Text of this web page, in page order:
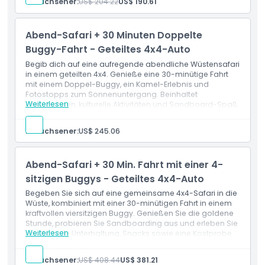
suchen.
Leistungen
Hotelabholung und -rückfahrt im Van
Sicherheitsausrüstung: Helm und Schutzbrille
Flaschenwasser wird bereitgestellt
Sicherheitsunterweisung inklusive
Geführtes Wüstenabenteuer
Abend-Safari + 30 Minuten Doppelte
Buggy-Fahrt - Geteiltes 4x4-Auto
Begib dich auf eine aufregende abendliche Wüstensafari
in einem geteilten 4x4. Genieße eine 30-minütige Fahrt
mit einem Doppel-Buggy, ein Kamel-Erlebnis und
Fotostopps zum Sonnenuntergang. Beinhaltet
Erfrischungen, kulturelle Aktivitäten und Sandboard-Spaß
für ein komplettes Wüstenabenteuer.
Weiterlesen
30-minütige Doppel-Buggy-Fahrt
Geteilter 4x4-Wüstentransport
Kamel-Interaktionssitzung
Zugang zum traditionellen Lager
Kalte Erfrischungsgetränke
Live Tanoura-Aufführung
Sandboard-Aktivität
Henna-Tattoo-Probe
Erwachsener:US$ 245.06
Abend-Safari + 30 Min. Fahrt mit einer 4-
sitzigen Buggys - Geteiltes 4x4-Auto
Begeben Sie sich auf eine gemeinsame 4x4-Safari in die
Wüste, kombiniert mit einer 30-minütigen Fahrt in einem
kraftvollen viersitzigen Buggy. Genießen Sie die goldene
Stunde, probieren Sie Sandboarding aus und erleben Sie
traditionelle Unterhaltung, Snacks sowie eine Kostprobe
der Gastfreundschaft im Beduinenstil.
Weiterlesen
Erwachsener:US$ 408.44US$ 381.21